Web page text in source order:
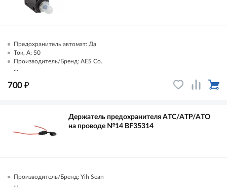
Предохранитель автомат: Да
Ток, А: 50
Производитель/Бренд: AES Co.
...
700 ₽
Держатель предохранителя ATC/ATP/ATO
на проводе №14 BF35314
Производитель/Бренд: Yih Sean
...